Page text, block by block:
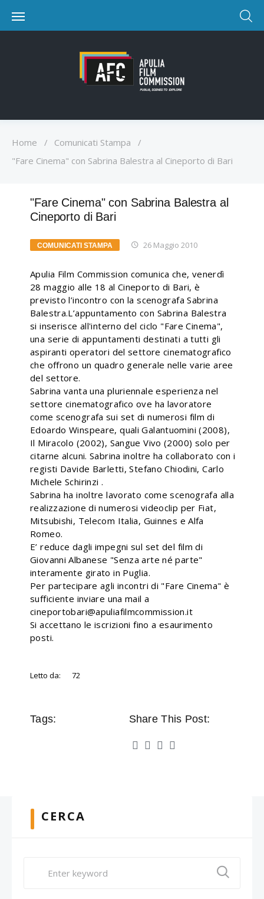
Home / Comunicati Stampa
/
"Fare Cinema" con Sabrina Balestra al Cineporto di Bari
"Fare Cinema" con Sabrina Balestra al
Cineporto di Bari
COMUNICATI STAMPA 26 Maggio 2010
Apulia Film Commission comunica che, venerdì
28 maggio alle 18 al Cineporto di Bari, è
previsto l’incontro con la scenografa Sabrina
Balestra.L’appuntamento con Sabrina Balestra
si inserisce all'interno del ciclo "Fare Cinema",
una serie di appuntamenti destinati a tutti gli
aspiranti operatori del settore cinematografico
che offrono un quadro generale nelle varie aree
del settore.
Sabrina vanta una pluriennale esperienza nel
settore cinematografico ove ha lavoratore
come scenografa sui set di numerosi film di
Edoardo Winspeare, quali Galantuomini (2008),
Il Miracolo (2002), Sangue Vivo (2000) solo per
citarne alcuni. Sabrina inoltre ha collaborato con i
registi Davide Barletti, Stefano Chiodini, Carlo
Michele Schirinzi .
Sabrina ha inoltre lavorato come scenografa alla
realizzazione di numerosi videoclip per Fiat,
Mitsubishi, Telecom Italia, Guinnes e Alfa
Romeo.
E’ reduce dagli impegni sul set del film di
Giovanni Albanese "Senza arte né parte"
interamente girato in Puglia.
Per partecipare agli incontri di "Fare Cinema" è
sufficiente inviare una mail a
cineportobari@apuliafilmcommission.it
Si accettano le iscrizioni fino a esaurimento
posti.
Letto da: 72
Tags: Share This Post:
CERCA